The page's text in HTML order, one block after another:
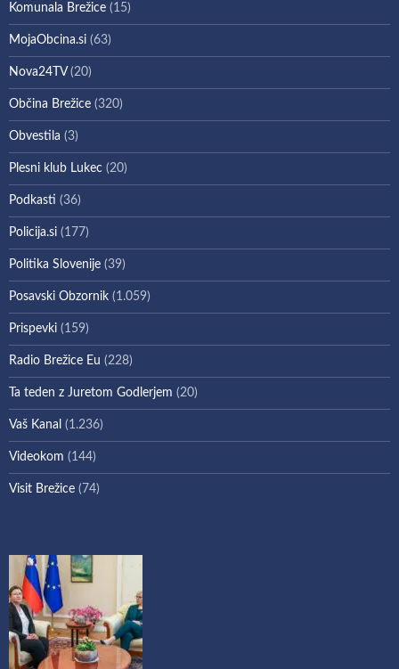
Komunala Brežice (15)
MojaObcina.si (63)
Nova24TV(20)
Občina Brežice (320)
Obvestila (3)
Plesni klub Lukec (20)
Podkasti (36)
Policija.si (177)
Politika Slovenije (39)
Posavski Obzornik (1.059)
Prispevki (159)
Radio Brežice Eu (228)
Ta teden z Juretom Godlerjem (20)
Vaš Kanal (1.236)
Videokom (144)
Visit Brežice (74)